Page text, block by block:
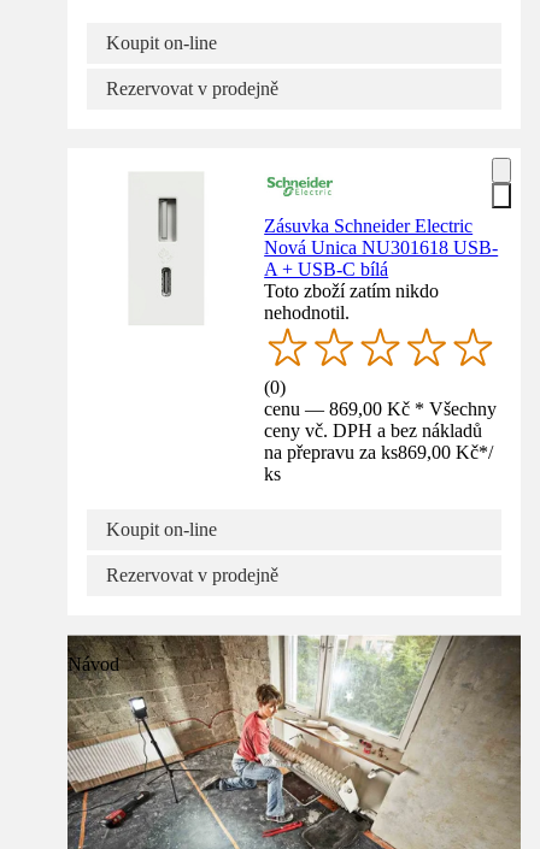
Koupit on-line
Rezervovat v prodejně
Zásuvka Schneider Electric
Nová Unica NU301618 USB-
A + USB-C bílá
Toto zboží zatím nikdo
nehodnotil.
(0)
cenu — 869,00 Kč * Všechny
ceny vč. DPH a bez nákladů
na přepravu za ks869,00 Kč*/
ks
Koupit on-line
Rezervovat v prodejně
Návod